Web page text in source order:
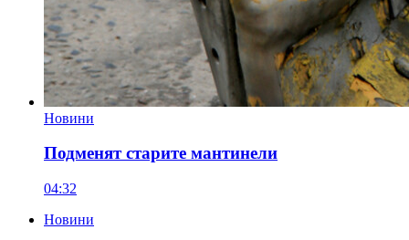
Новини
Подменят старите мантинели
04:32
Новини